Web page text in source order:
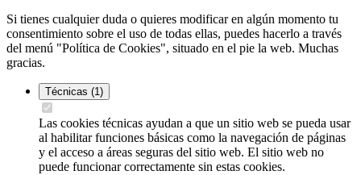
Si tienes cualquier duda o quieres modificar en algún momento tu
consentimiento sobre el uso de todas ellas, puedes hacerlo a través
del menú "Política de Cookies", situado en el pie la web. Muchas
gracias.
Técnicas (1)
Las cookies técnicas ayudan a que un sitio web se pueda usar
al habilitar funciones básicas como la navegación de páginas
y el acceso a áreas seguras del sitio web. El sitio web no
puede funcionar correctamente sin estas cookies.